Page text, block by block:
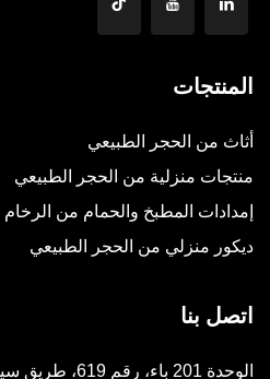
المنتجات
أثاث من الحجر الطبيعي
منتجات منزلية من الحجر الطبيعي
إمدادات المطبخ والحمام من الرخام
ديكور منزلي من الحجر الطبيعي
اتصل بنا
الوحدة 201 باء،